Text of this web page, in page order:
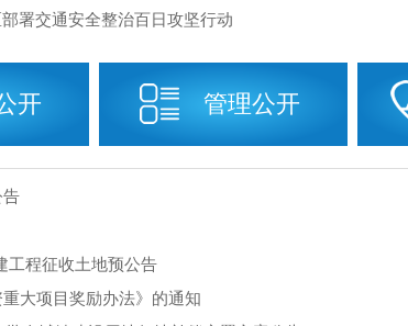
署交通安全整治百日攻坚行动
开 管理公开
告
工程征收土地预公告
大项目奖励办法》的通知